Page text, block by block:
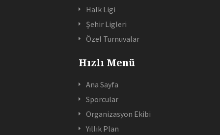
Halk Ligi
Şehir Ligleri
Özel Turnuvalar
Hızlı Menü
Ana Sayfa
Sporcular
Organizasyon Ekibi
Yıllık Plan